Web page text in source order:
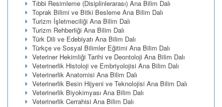
Tıbbi Resimleme (Disiplinlerarası) Ana Bilim Dalı
Toprak Bilimi ve Bitki Besleme Ana Bilim Dalı
Turizm İşletmeciliği Ana Bilim Dalı
Turizm Rehberliği Ana Bilim Dalı
Türk Dili ve Edebiyatı Ana Bilim Dalı
Türkçe ve Sosyal Bilimler Eğitimi Ana Bilim Dalı
Veteriner Hekimliği Tarihi ve Deontoloji Ana Bilim Dalı
Veterinerlik Histoloji ve Embriyolojisi Ana Bilim Dalı
Veterinerlik Anatomisi Ana Bilim Dalı
Veterinerlik Besin Hijyeni ve Teknolojisi Ana Bilim Dalı
Veterinerlik Biyokimyası Ana Bilim Dalı
Veterinerlik Cerrahisi Ana Bilim Dalı